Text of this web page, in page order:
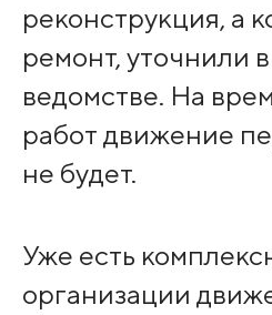
реконструкция, а
ремонт, уточнили
ведомстве. На
работ движение
не будет.
Уже есть
организации